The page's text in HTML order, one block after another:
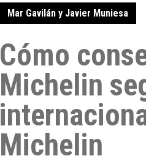
Mar Gavilán y Javier Muniesa
Cómo
Michelin
Michelin